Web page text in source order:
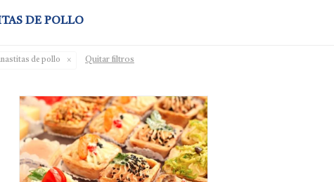
DE POLLO
de pollo Quitar filtros